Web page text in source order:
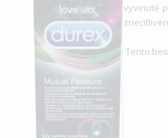
vyvinuté
Tento